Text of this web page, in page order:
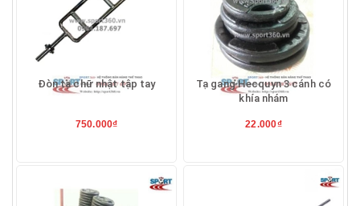
Đòn tạ chữ nhật tập tay
750.000₫
Tạ gang Hecquyn 3 cánh có
khía nhám
22.000₫